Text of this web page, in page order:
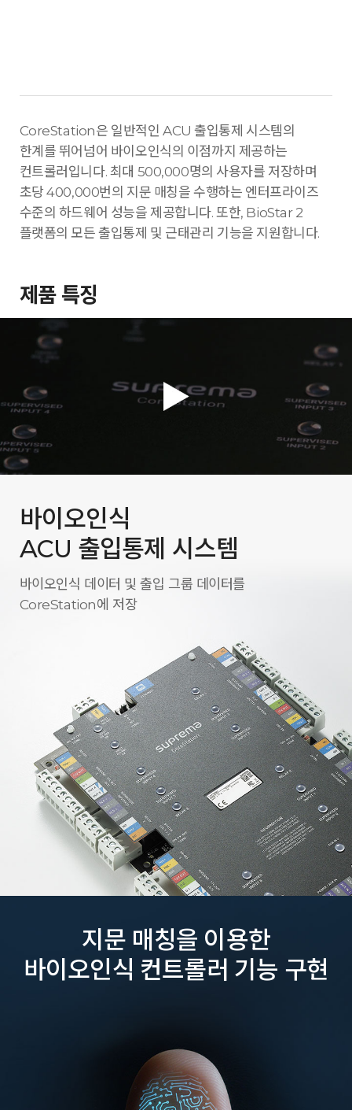
CoreStation은 일반적인 ACU 출입통제 시스템의
한계를 뛰어넘어 바이오인식의 이점까지 제공하는
컨트롤러입니다. 최대 500,000명의 사용자를 저장하며
초당 400,000번의 지문 매칭을 수행하는 엔터프라이즈
수준의 하드웨어 성능을 제공합니다. 또한, BioStar 2
플랫폼의 모든 출입통제 및 근태관리 기능을 지원합니다.
제품 특징
바이오인식
ACU 출입통제 시스템
바이오인식 데이터 및 출입 그룹 데이터를
CoreStation에 저장
지문 매칭을 이용한
바이오인식 컨트롤러 기능 구현